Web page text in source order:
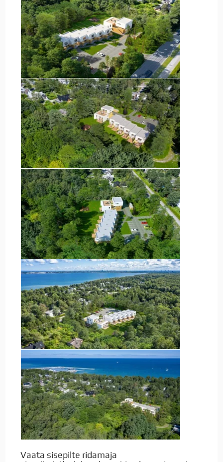
Vaata sisepilte ridamaja